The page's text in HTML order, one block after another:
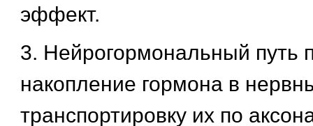
эффект.
3. Нейрогормональный путь
накопление гормона в
транспортировку их по